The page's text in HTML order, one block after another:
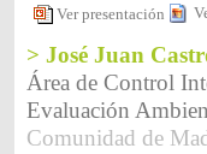
Ver presentación
> José Juan
Área de Control
Evaluación
Comunidad de